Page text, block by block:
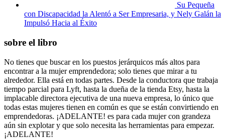
Su Pequeña
con Discapacidad la Alentó a Ser Empresaria, y Nely Galán la
Impulsó Hacia al Éxito
sobre el libro
No tienes que buscar en los puestos jerárquicos más altos para
encontrar a la mujer emprendedora; solo tienes que mirar a tu
alrededor. Ella está en todas partes. Desde la conductora que trabaja
tiempo parcial para Lyft, hasta la dueña de la tienda Etsy, hasta la
implacable directora ejecutiva de una nueva empresa, lo único que
todas estas mujeres tienen en común es que se están convirtiendo en
emprendedoras. ¡ADELANTE! es para cada mujer con grandeza
aún sin explotar y que solo necesita las herramientas para empezar.
¡ADELANTE!